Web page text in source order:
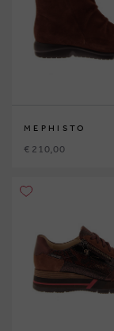
MEPHISTO
€ 210,00